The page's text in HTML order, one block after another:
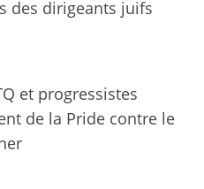
des dirigeants juifs
et progressistes
de la Pride contre le